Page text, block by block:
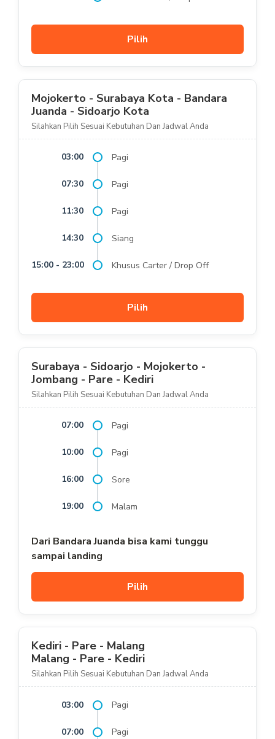
Pilih
Mojokerto - Surabaya Kota - Bandara
Juanda - Sidoarjo Kota
Silahkan Pilih Sesuai Kebutuhan Dan Jadwal Anda
03:00 Pagi
07:30 Pagi
11:30 Pagi
14:30 Siang
15:00 - 23:00 Khusus Carter / Drop Off
Pilih
Surabaya - Sidoarjo - Mojokerto -
Jombang - Pare - Kediri
Silahkan Pilih Sesuai Kebutuhan Dan Jadwal Anda
07:00 Pagi
10:00 Pagi
16:00 Sore
19:00 Malam
Dari Bandara Juanda bisa kami tunggu
sampai landing
Pilih
Kediri - Pare - Malang
Malang - Pare - Kediri
Silahkan Pilih Sesuai Kebutuhan Dan Jadwal Anda
03:00 Pagi
07:00 Pagi